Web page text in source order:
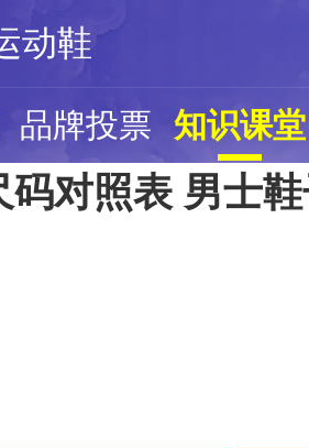
动鞋
品牌投票 知识课堂
码对照表 男士